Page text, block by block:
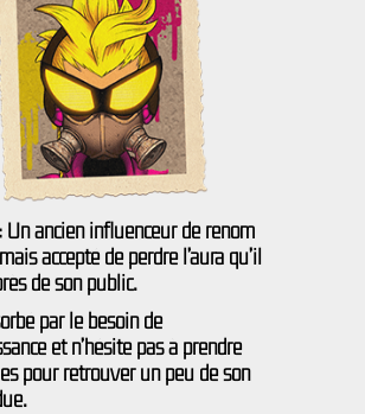
Un ancien influenceur de renom
accepté de perdre l’aura qu’il
de son public.
par le besoin de
et n’hésite pas à prendre
pour retrouver un peu de son